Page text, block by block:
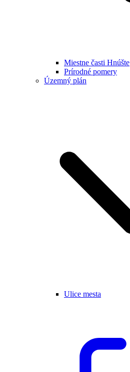
Miestne časti Hnúšte
Prírodné pomery
Územný plán
Ulice mesta